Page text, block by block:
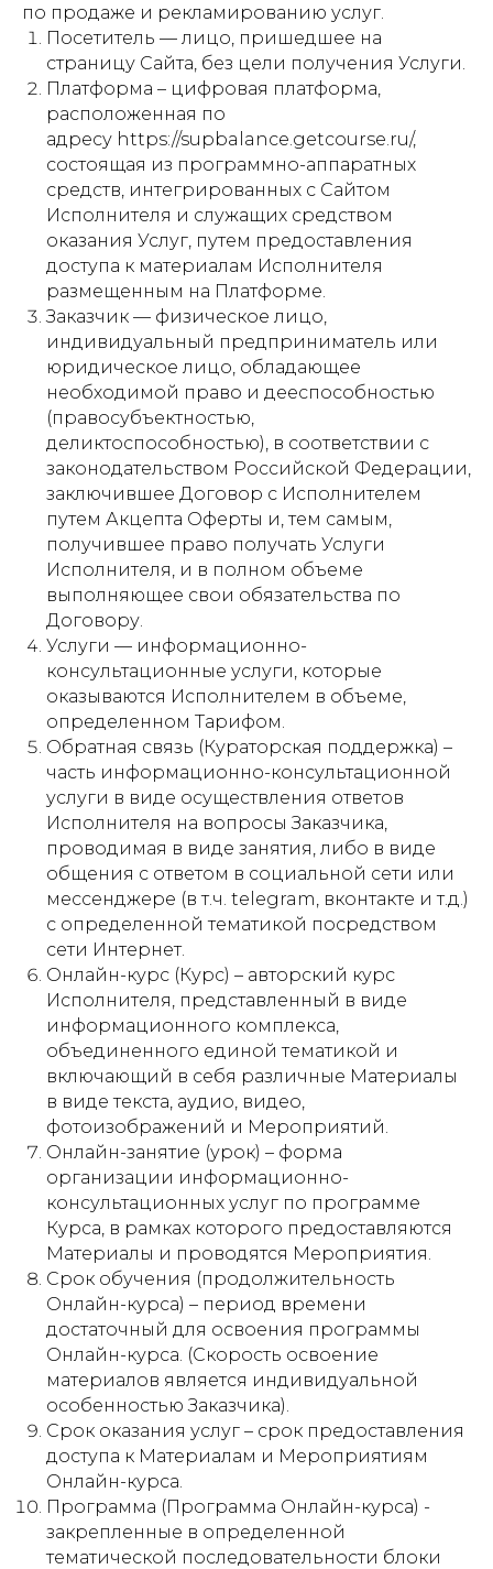
по продаже и рекламированию услуг.
Посетитель — лицо, пришедшее на
страницу Сайта, без цели получения Услуги.
Платформа – цифровая платформа,
расположенная по
адресу https://supbalance.getcourse.ru/,
состоящая из программно-аппаратных
средств, интегрированных с Сайтом
Исполнителя и служащих средством
оказания Услуг, путем предоставления
доступа к материалам Исполнителя
размещенным на Платформе.
Заказчик — физическое лицо,
индивидуальный предприниматель или
юридическое лицо, обладающее
необходимой право и дееспособностью
(правосубъектностью,
деликтоспособностью), в соответствии с
законодательством Российской Федерации,
заключившее Договор с Исполнителем
путем Акцепта Оферты и, тем самым,
получившее право получать Услуги
Исполнителя, и в полном объеме
выполняющее свои обязательства по
Договору.
Услуги — информационно-
консультационные услуги, которые
оказываются Исполнителем в объеме,
определенном Тарифом.
Обратная связь (Кураторская поддержка) –
часть информационно-консультационной
услуги в виде осуществления ответов
Исполнителя на вопросы Заказчика,
проводимая в виде занятия, либо в виде
общения с ответом в социальной сети или
мессенджере (в т.ч. telegram, вконтакте и т.д.)
с определенной тематикой посредством
сети Интернет.
Онлайн-курс (Курс) – авторский курс
Исполнителя, представленный в виде
информационного комплекса,
объединенного единой тематикой и
включающий в себя различные Материалы
в виде текста, аудио, видео,
фотоизображений и Мероприятий.
Онлайн-занятие (урок) – форма
организации информационно-
консультационных услуг по программе
Курса, в рамках которого предоставляются
Материалы и проводятся Мероприятия.
Срок обучения (продолжительность
Онлайн-курса) – период времени
достаточный для освоения программы
Онлайн-курса. (Скорость освоение
материалов является индивидуальной
особенностью Заказчика).
Срок оказания услуг – срок предоставления
доступа к Материалам и Мероприятиям
Онлайн-курса.
Программа (Программа Онлайн-курса) -
закрепленные в определенной
тематической последовательности блоки